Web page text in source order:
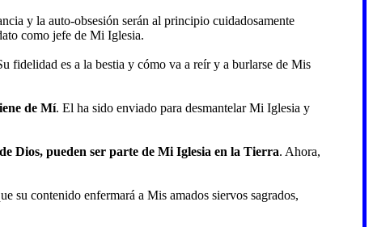
y la auto-obsesión serán al principio cuidadosamente
como jefe de Mi Iglesia.
fidelidad es a la bestia y cómo va a reír y a burlarse de Mis
de Mí. El ha sido enviado para desmantelar Mi Iglesia y
Dios, pueden ser parte de Mi Iglesia en la Tierra. Ahora,
su contenido enfermará a Mis amados siervos sagrados,